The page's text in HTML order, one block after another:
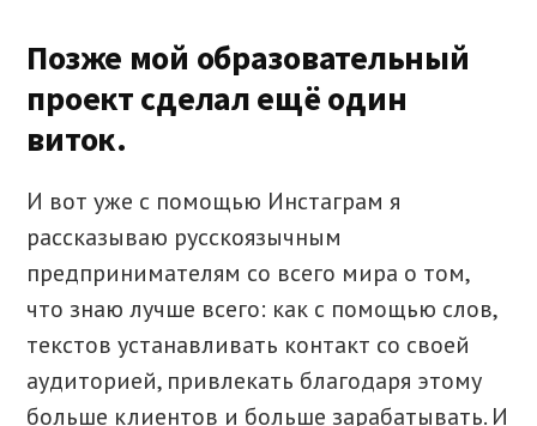
Позже мой образовательный
проект сделал ещё один
виток.
И вот уже с помощью Инстаграм я
рассказываю русскоязычным
предпринимателям со всего мира о том,
что знаю лучше всего: как с помощью слов,
текстов устанавливать контакт со своей
аудиторией, привлекать благодаря этому
больше клиентов и больше зарабатывать. И